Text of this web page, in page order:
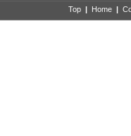
Top | Home |